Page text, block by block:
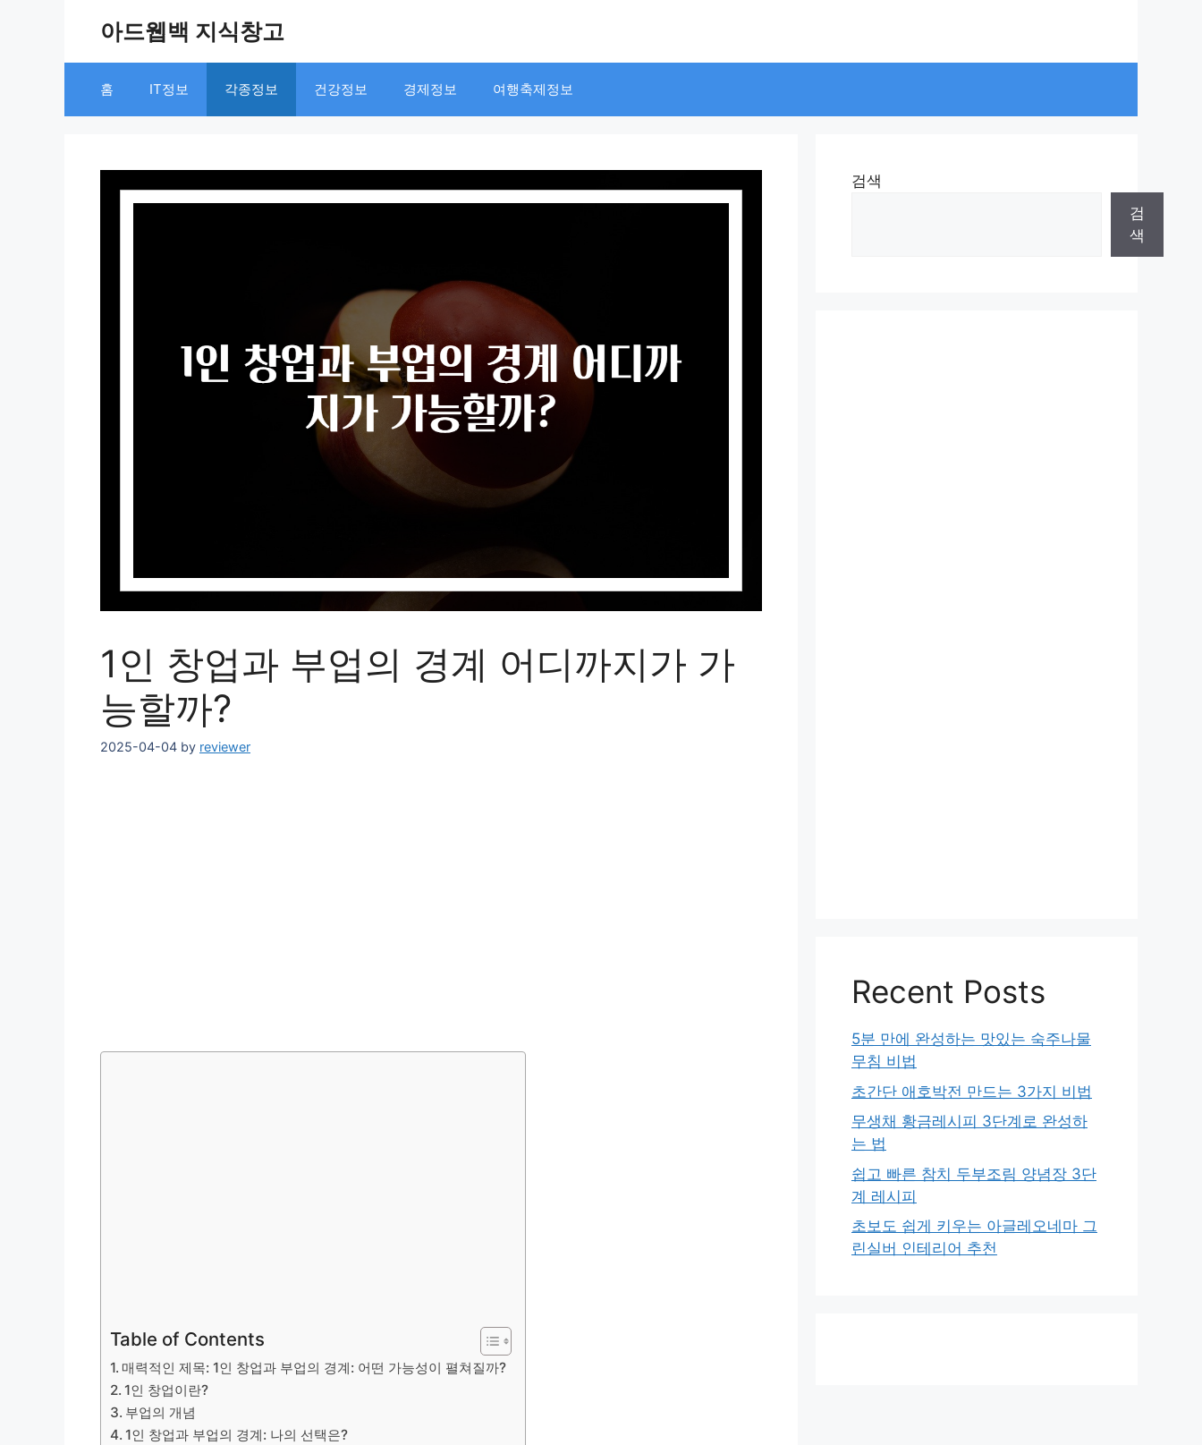
아드웹백 지식창고
홈 IT정보 각종정보 건강정보 경제정보 여행축제정보
1인 창업과 부업의 경계 어디까지가 가
능할까?
2025-04-04 by reviewer
Table of Contents
매력적인 제목: 1인 창업과 부업의 경계: 어떤 가능성이 펼쳐질까?
1인 창업이란?
부업의 개념
1인 창업과 부업의 경계: 나의 선택은?
검색
검
색
Recent Posts
5분 만에 완성하는 맛있는 숙주나물
무침 비법
초간단 애호박전 만드는 3가지 비법
무생채 황금레시피 3단계로 완성하
는 법
쉽고 빠른 참치 두부조림 양념장 3단
계 레시피
초보도 쉽게 키우는 아글레오네마 그
린실버 인테리어 추천